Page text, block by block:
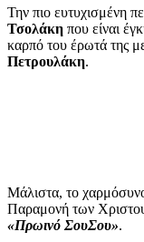
Την πιο ευτυχισμένη
Τσολάκη που είναι
καρπό του έρωτά της
Πετρουλάκη.
Μάλιστα, το
Παραμονή των
«Πρωινό ΣουΣου».